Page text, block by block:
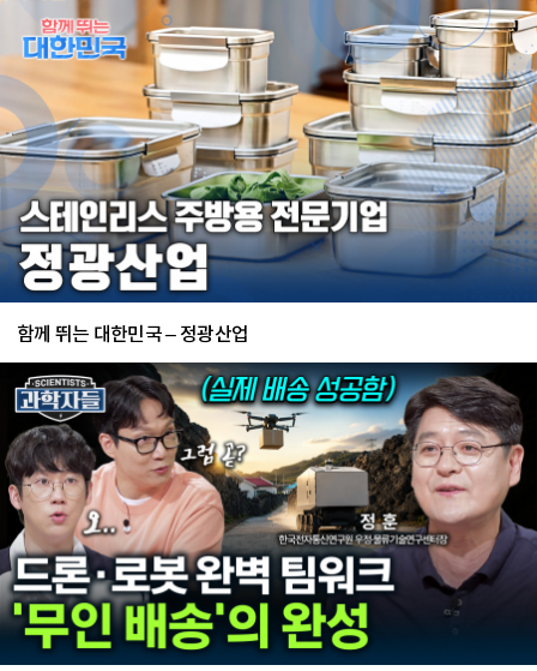
함께 뛰는 대한민국 – 정광산업